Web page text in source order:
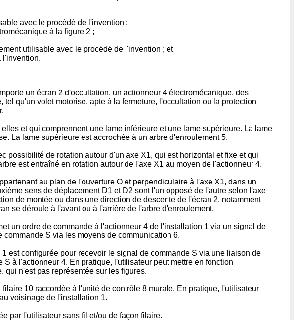
avec le procédé de l'invention ;
à la figure 2 ;
utilisable avec le procédé de l'invention ; et
l'invention.
un écran 2 d'occultation, un actionneur 4 électromécanique, des
qu'un volet motorisé, apte à la fermeture, l'occultation ou la protection
et qui comprennent une lame inférieure et une lame supérieure. La lame
La lame supérieure est accrochée à un arbre d'enroulement 5.
possibilité de rotation autour d'un axe X1, qui est horizontal et fixe et qui
est entraîné en rotation autour de l'axe X1 au moyen de l'actionneur 4.
au plan de l'ouverture O et perpendiculaire à l'axe X1, dans un
sens de déplacement D1 et D2 sont l'un opposé de l'autre selon l'axe
de montée ou dans une direction de descente de l'écran 2, notamment
se déroule à l'avant ou à l'arrière de l'arbre d'enroulement.
un ordre de commande à l'actionneur 4 de l'installation 1 via un signal de
S via les moyens de communication 6.
est configurée pour recevoir le signal de commande S via une liaison de
à l'actionneur 4. En pratique, l'utilisateur peut mettre en fonction
qui n'est pas représentée sur les figures.
10 raccordée à l'unité de contrôle 8 murale. En pratique, l'utilisateur
voisinage de l'installation 1.
par l'utilisateur sans fil et/ou de façon filaire.